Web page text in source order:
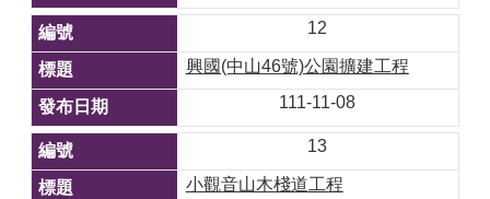
12
​興國(中山46號)公園擴建工程
111-11-08
13
小觀音山木棧道工程